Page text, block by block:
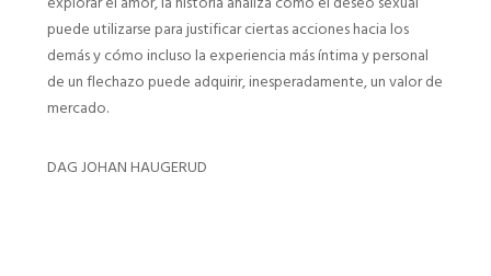
puede utilizarse para justificar ciertas acciones hacia los
demás y cómo incluso la experiencia más íntima y personal
de un flechazo puede adquirir, inesperadamente, un valor de
mercado.
DAG JOHAN HAUGERUD